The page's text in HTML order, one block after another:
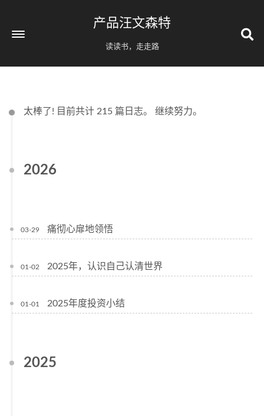
产品汪文森特
读读书，走走路
太棒了! 目前共计 215 篇日志。 继续努力。
2026
03-29 痛彻心扉地领悟
01-02 2025年，认识自己认清世界
01-01 2025年度投资小结
2025